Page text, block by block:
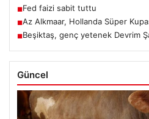
■Fed faizi sabit tuttu
■Az Alkmaar, Hollanda Süper
■Beşiktaş, genç yetenek Devrim
Güncel